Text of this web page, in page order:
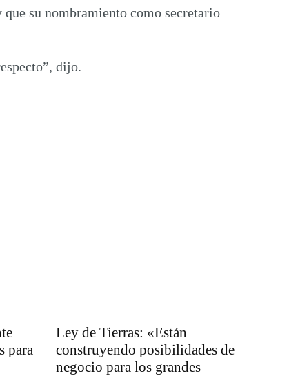
su nombramiento como secretario
dijo.
para
Ley de Tierras: «Están
construyendo posibilidades de
negocio para los grandes